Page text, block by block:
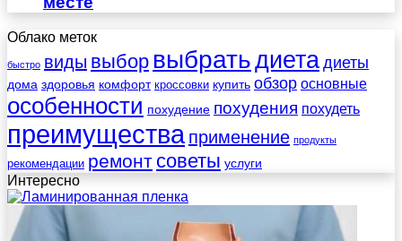
Облако меток
быстро виды выбор выбратьдиета диеты
дома здоровья комфорт кроссовки купить обзор основные
особенности похудение похудения похудеть
преимущества применение продукты
рекомендации ремонт советы услуги
Интересно